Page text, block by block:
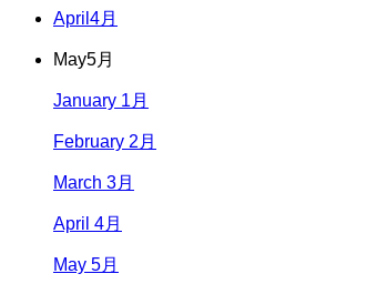
April 4月
May5月
January 1月
February 2月
March 3月
April 4月
May 5月